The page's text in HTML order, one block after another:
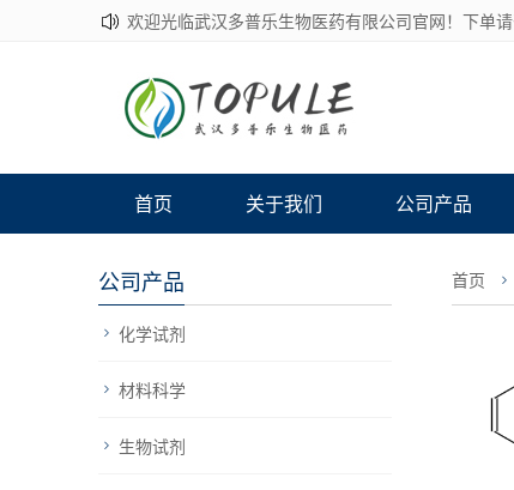
欢迎光临武汉多普乐生物医药有限公司官网！下单
首页 关于我们 公司产品
公司产品
化学试剂
材料科学
生物试剂
首页